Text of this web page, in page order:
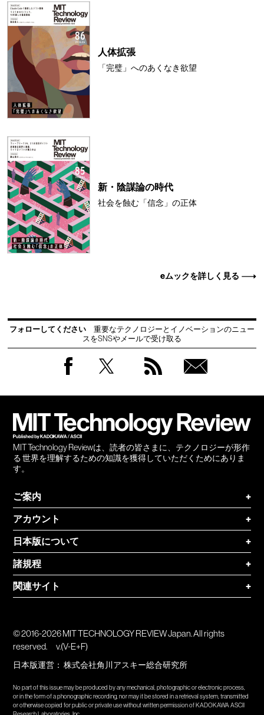
人体拡張
「完璧」へのあくなき欲望
新・陰謀論の時代
社会を蝕む「信念」の正体
eムックを詳しく見る
フォローしてください
重要なテクノロジーとイノベーションのニュー
スをSNSやメールで受け取る
MIT Technology Reviewは、読者の皆さまに、テクノロジーが形作
る 世界を理解するための知識を獲得していただくためにありま
す。
ご案内
+
アカウント
+
日本版について
+
諸規程
+
関連サイト
+
© 2016-2026 MIT TECHNOLOGY REVIEW Japan. All rights
reserved.
v.(V-E+F)
日本版運営：株式会社角川アスキー総合研究所
No part of this issue may be produced by any mechanical, photographic or electronic process,
or in the form of a phonographic recording, nor may it be stored in a retrieval system, transmitted
or otherwise copied for public or private use without written permission of KADOKAWA ASCII